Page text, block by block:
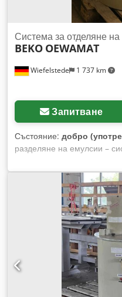
Wiefelstede 1 737 km
Система за отделяне
BEKO OEWAMAT
Запитване
Състояние: добро
разделяне на емулсии –
вода Cedpfjb A Iy Hox
надеждно решение на
на масло и вода за
Пречистената вода
отвеждане в